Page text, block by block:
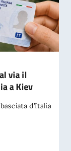
via il
a Kiev
d’Italia